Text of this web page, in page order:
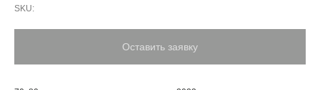
SKU:
Оставить заявку